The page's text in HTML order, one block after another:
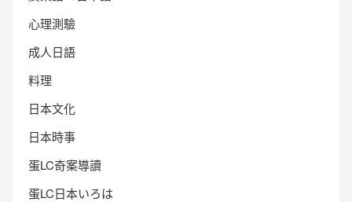
心理測驗
成人日語
料理
日本文化
日本時事
蛋LC奇案導讀
蛋LC日本いろは